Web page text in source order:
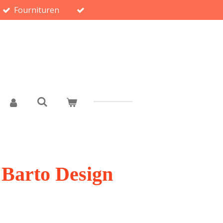
Fournituren
Design